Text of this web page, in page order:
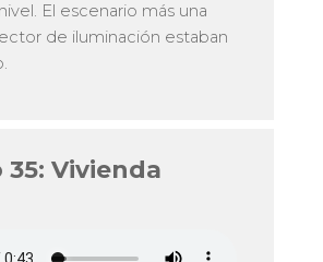
El escenario más una
de iluminación estaban
35: Vivienda